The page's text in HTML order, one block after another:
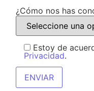
¿Cómo nos has
Estoy de
Privacidad.